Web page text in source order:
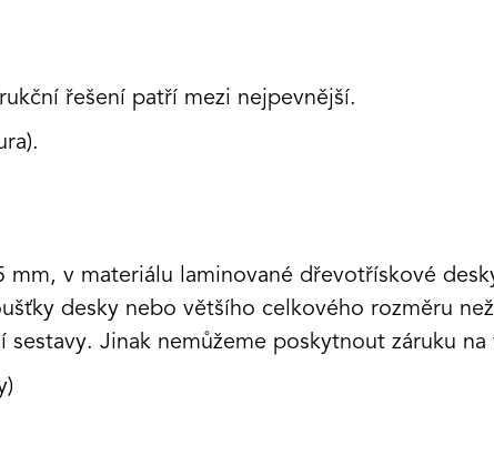
řešení patří mezi nejpevnější.
v materiálu laminované dřevotřískové
desky nebo většího celkového rozměru
Jinak nemůžeme poskytnout záruku na